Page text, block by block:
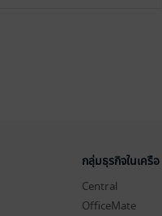
กลุ่มธุรกิจในเครือ
Central
OfficeMate